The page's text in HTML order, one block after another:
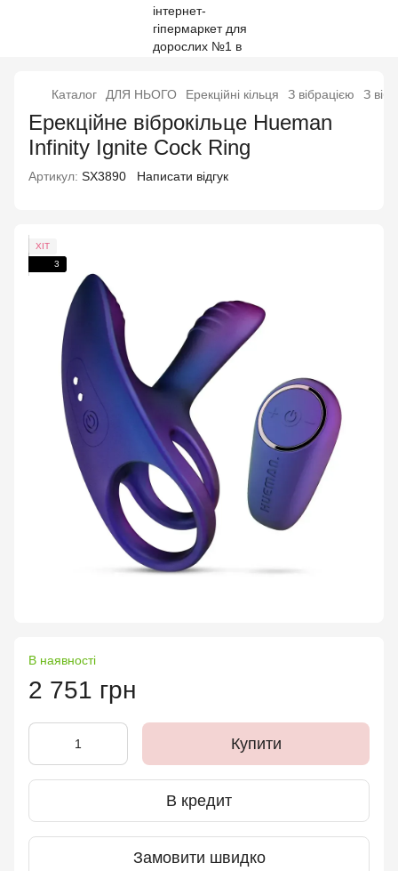
Каталог ДЛЯ НЬОГО Ерекційні кільця З вібрацією З
Ерекційне віброкільце Hueman
Infinity Ignite Cock Ring
Артикул: SX3890 Написати відгук
ХІТ
3
В наявності
2 751 грн
Купити
В кредит
Замовити швидко